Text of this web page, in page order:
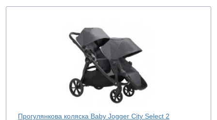
Прогулянкова коляска Baby Jogger City Select 2